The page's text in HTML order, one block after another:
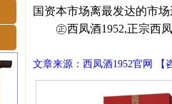
国资本市场离最发达的市
㊣西凤酒1952,正宗西凤
文章来源：西凤酒1952官网 【